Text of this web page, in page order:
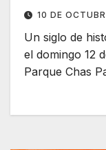
10 DE
Un siglo de
el domingo 12
Parque Chas